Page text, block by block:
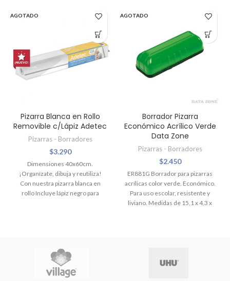
AGOTADO
Pizarra Blanca en Rollo
Removible c/Lápiz Adetec
Pizarras - Borradores
$3.290
Dimensiones 40x60cm.
¡Organízate, dibuja y reutiliza!
Con nuestra pizarra blanca en
rollo Incluye lápiz negro para
AGOTADO
Borrador Pizarra
Económico Acrílico Verde
Data Zone
Pizarras - Borradores
$2.450
ER881G Borrador para pizarras
acrílicas color verde. Económico.
Para uso escolar, resistente y
liviano. Medidas de 15,1 x 4,3 x